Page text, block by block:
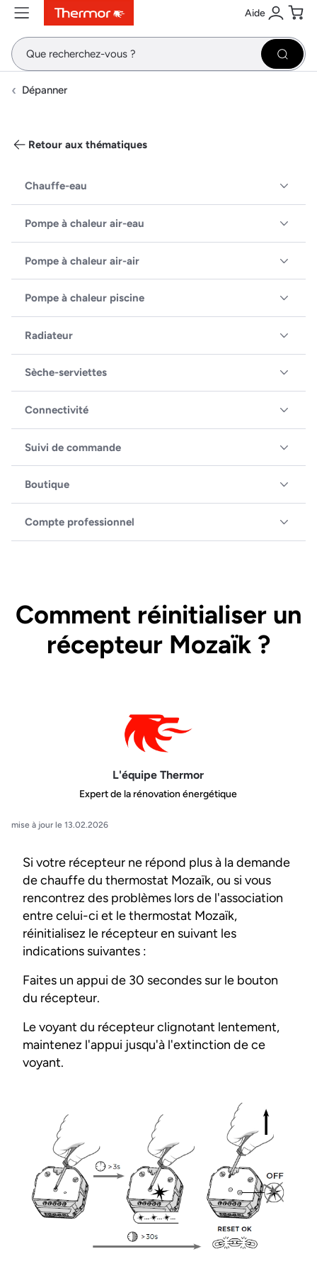
ContenuMenuRecherche Aide
Se
Dépanner
Retour aux thématiques
Chauffe-eau
Pompe à chaleur air-eau
Pompe à chaleur air-air
Pompe à chaleur piscine
Radiateur
Sèche-serviettes
Connectivité
Suivi de commande
Boutique
Compte professionnel
Comment réinitialiser un
récepteur Mozaïk ?
L'équipe Thermor
Expert de la rénovation énergétique
mise à jour le 13.02.2026
Si votre récepteur ne répond plus à la demande
de chauffe du thermostat Mozaïk, ou si vous
rencontrez des problèmes lors de l'association
entre celui-ci et le thermostat Mozaïk,
réinitialisez le récepteur en suivant les
indications suivantes :
Faites un appui de 30 secondes sur le bouton
du récepteur.
Le voyant du récepteur clignotant lentement,
maintenez l'appui jusqu'à l'extinction de ce
voyant.